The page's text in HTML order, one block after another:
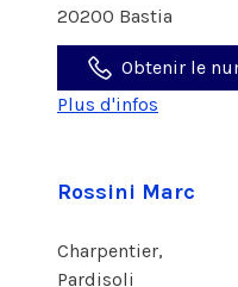
20200 Bastia
Obtenir le
Plus d'infos
Rossini Marc
Charpentier,
Pardisoli